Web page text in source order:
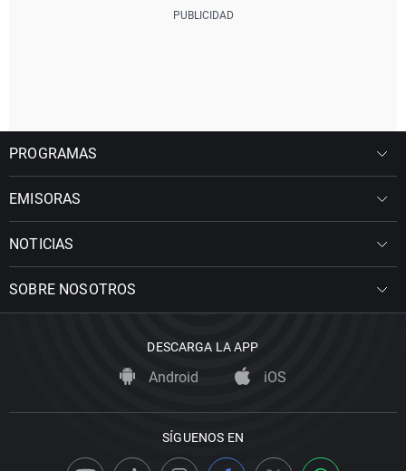
PROGRAMAS
EMISORAS
NOTICIAS
SOBRE NOSOTROS
DESCARGA LA APP
Android iOS
SÍGUENOS EN